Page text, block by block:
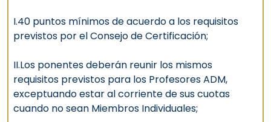
I.40 puntos mínimos de acuerdo a los requisitos
previstos por el Consejo de Certificación;
II.Los ponentes deberán reunir los mismos
requisitos previstos para los Profesores ADM,
exceptuando estar al corriente de sus cuotas
cuando no sean Miembros Individuales;